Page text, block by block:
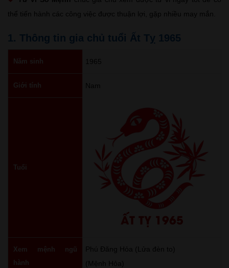
thể tiến hành các công việc được thuận lợi, gặp nhiều may mắn.
1. Thông tin gia chủ tuổi Ất Tỵ 1965
Năm sinh 1965
Giới tính Nam
Tuổi
ẤT TỴ 1965
Xem mệnh ngũ
hành
Phú Đăng Hỏa (Lửa đèn to)
(Mệnh Hỏa)